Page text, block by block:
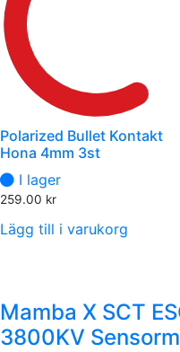
Polarized Bullet Kontakt
Hona 4mm 3st
I lager
259.00 kr
Lägg till i varukorg
Mamba X SCT
3800KV